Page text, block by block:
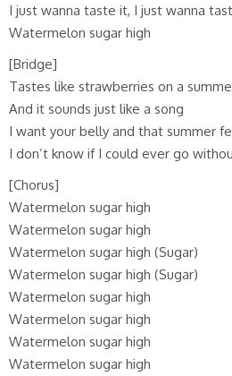
I just wanna taste it, I just wanna
Watermelon sugar high
[Bridge]
Tastes like strawberries on a
And it sounds just like a song
I want your belly and that summer
I don’t know if I could ever go
[Chorus]
Watermelon sugar high
Watermelon sugar high
Watermelon sugar high (Sugar)
Watermelon sugar high (Sugar)
Watermelon sugar high
Watermelon sugar high
Watermelon sugar high
Watermelon sugar high